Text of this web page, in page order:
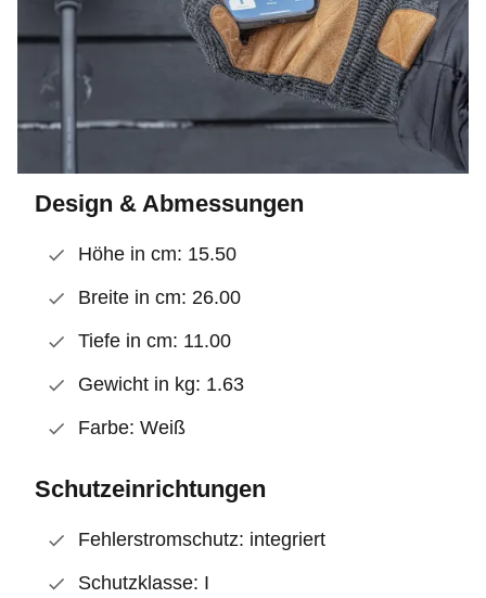
Design & Abmessungen
Höhe in cm: 15.50
Breite in cm: 26.00
Tiefe in cm: 11.00
Gewicht in kg: 1.63
Farbe: Weiß
Schutzeinrichtungen
Fehlerstromschutz: integriert
Schutzklasse: I